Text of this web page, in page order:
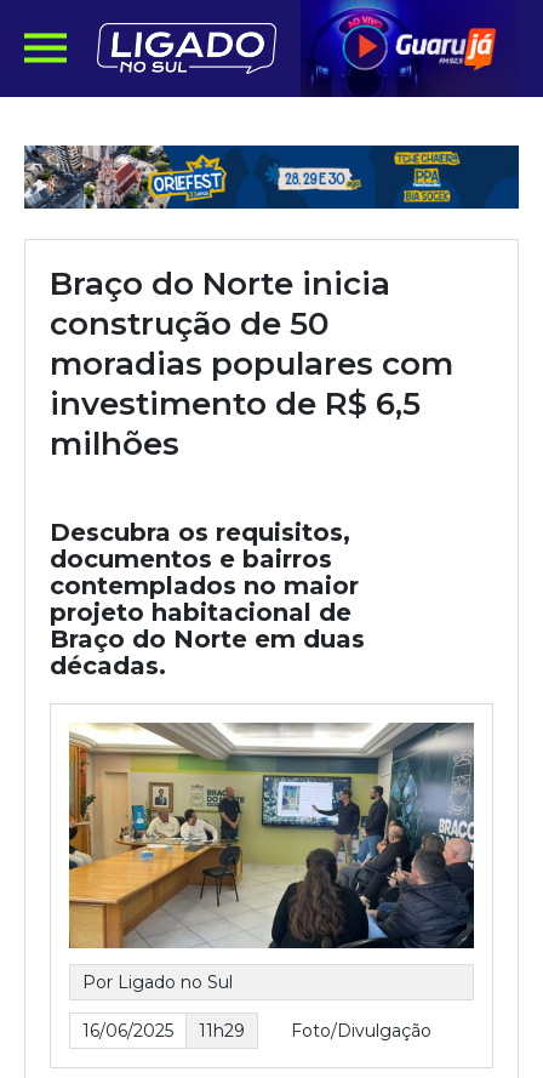
Braço do Norte inicia
construção de 50
moradias populares com
investimento de R$ 6,5
milhões
Descubra os requisitos,
documentos e bairros
contemplados no maior
projeto habitacional de
Braço do Norte em duas
décadas.
Por Ligado no Sul
16/06/2025 11h29 Foto/Divulgação